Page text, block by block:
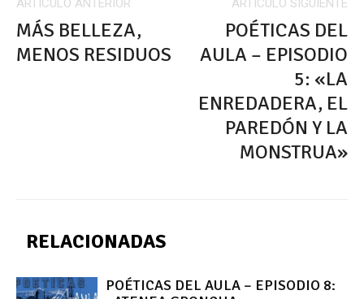
ARTÍCULO ANTERIOR
MÁS BELLEZA,
MENOS RESIDUOS
ARTÍCULO SIGUIENTE
POÉTICAS DEL
AULA – EPISODIO
5: «LA
ENREDADERA, EL
PAREDÓN Y LA
MONSTRUA»
RELACIONADAS
POÉTICAS DEL AULA – EPISODIO 8: